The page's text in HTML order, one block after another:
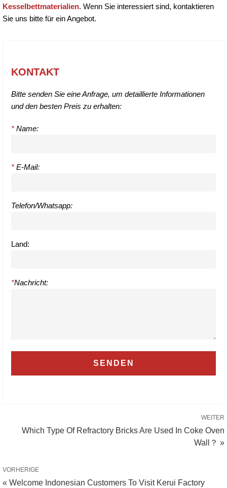
Kesselbettmaterialien. Wenn Sie interessiert sind, kontaktieren
Sie uns bitte für ein Angebot.
KONTAKT
Bitte senden Sie eine Anfrage, um detaillierte Informationen
und den besten Preis zu erhalten:
* Name:
* E-Mail:
Telefon/Whatsapp:
Land:
*Nachricht:
WEITER
Which Type Of Refractory Bricks Are Used In Coke Oven
Wall？ »
VORHERIGE
« Welcome Indonesian Customers To Visit Kerui Factory